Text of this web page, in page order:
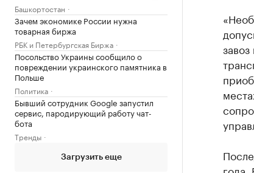
Башкортостан
Зачем экономике России нужна
товарная биржа
РБК и Петербургская Биржа
Посольство Украины сообщило о
повреждении украинского памятника в
Польше
Политика
Бывший сотрудник Google запустил
сервис, пародирующий работу чат-
бота
Тренды
Загрузить еще